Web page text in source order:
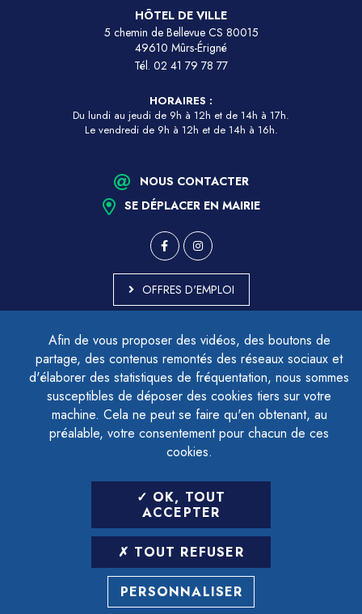
Afin de vous proposer des vidéos, des boutons de
partage, des contenus remontés des réseaux sociaux et
d'élaborer des statistiques de fréquentation, nous sommes
susceptibles de déposer des cookies tiers sur votre
machine. Cela ne peut se faire qu'en obtenant, au
préalable, votre consentement pour chacun de ces
cookies.
OK, TOUT
ACCEPTER
TOUT REFUSER
PERSONNALISER
HÔTEL DE VILLE
5 chemin de Bellevue CS 80015
49610 Mûrs-Érigné
Tél. 02 41 79 78 77
HORAIRES :
Du lundi au jeudi de 9h à 12h et de 14h à 17h.
Le vendredi de 9h à 12h et de 14h à 16h.
NOUS CONTACTER
SE DÉPLACER EN MAIRIE
OFFRES D'EMPLOI
ACCESSIBILITÉ - PARTIELLEMENT CONFORME
PLAN DU SITE
MENTIONS LÉGALES
CONTACTER LE DÉLÉGUÉ À LA PROTECTION DES DONNÉES
GESTION DES COOKIES
LETTRE D'INFORMATION
SAISIR VOTRE ADRESSE E-MAIL
POUR VOUS INSCRIRE :
ARCHIVES DÉSINSCRIPTION